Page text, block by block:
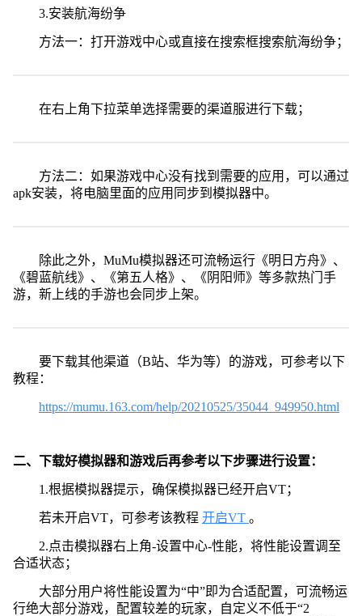
3.安装航海纷争
方法一：打开游戏中心或直接在搜索框搜索航海纷争；
在右上角下拉菜单选择需要的渠道服进行下载；
方法二：如果游戏中心没有找到需要的应用，可以通过
apk安装，将电脑里面的应用同步到模拟器中。
除此之外，MuMu模拟器还可流畅运行《明日方舟》、
《碧蓝航线》、《第五人格》、《阴阳师》等多款热门手
游，新上线的手游也会同步上架。
要下载其他渠道（B站、华为等）的游戏，可参考以下
教程：
https://mumu.163.com/help/20210525/35044_949950.html
二、下载好模拟器和游戏后再参考以下步骤进行设置：
1.根据模拟器提示，确保模拟器已经开启VT；
若未开启VT，可参考该教程 开启VT 。
2.点击模拟器右上角-设置中心-性能，将性能设置调至
合适状态；
大部分用户将性能设置为“中”即为合适配置，可流畅运
行绝大部分游戏，配置较差的玩家，自定义不低于“2